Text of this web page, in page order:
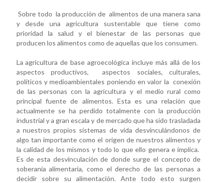
Sobre todo la producción de alimentos de una manera sana
y desde una agricultura sustentable que tiene como
prioridad la salud y el bienestar de las personas que
producen los alimentos como de aquellas que los consumen.
La agricultura de base agroecológica incluye más allá de los
aspectos productivos, aspectos sociales, culturales,
políticos y medioambientales poniendo en valor la conexión
de las personas con la agricultura y el medio rural como
principal fuente de alimentos. Esta es una relación que
actualmente se ha perdido totalmente con la producción
industrial y a gran escala y de mercado que ha sido trasladada
a nuestros propios sistemas de vida desvinculándonos de
algo tan importante como el origen de nuestros alimentos y
la calidad de los mismos y todo lo que ello genera e implica.
Es de esta desvinculación de donde surge el concepto de
soberanía alimentaria, como el derecho de las personas a
decidir sobre su alimentación. Ante todo esto surgen